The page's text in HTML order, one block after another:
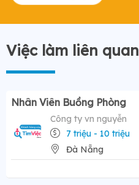
Việc làm liên quan
Nhân Viên Buồng Phòng
Công ty vn nguyễn
7 triệu - 10 triệu
Đà Nẵng